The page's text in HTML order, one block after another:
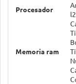
Procesador
Memoria ram